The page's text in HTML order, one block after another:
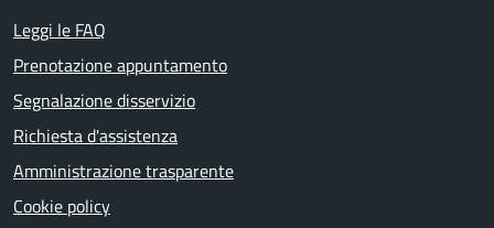
Leggi le FAQ
Prenotazione appuntamento
Segnalazione disservizio
Richiesta d'assistenza
Amministrazione trasparente
Cookie policy